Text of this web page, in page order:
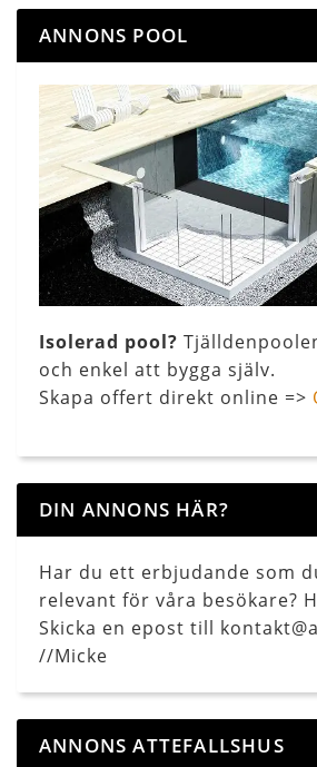
ANNONS POOL
Isolerad pool?
och enkel att bygga själv.
Skapa offert direkt online =>
DIN ANNONS HÄR?
Har du ett erbjudande som
relevant för våra besökare?
Skicka en epost till
//Micke
ANNONS ATTEFALLSHUS